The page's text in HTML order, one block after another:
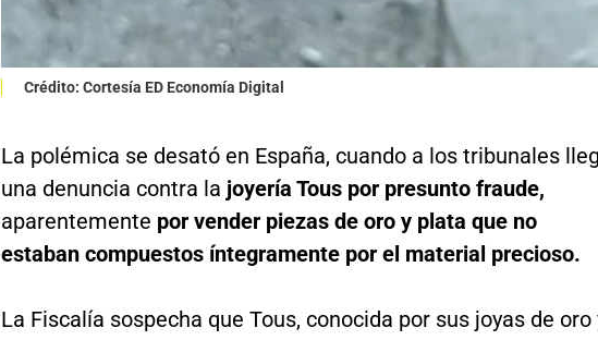
Crédito: Cortesía ED Economía Digital
La polémica se desató en España, cuando a los tribunales
una denuncia contra la joyería Tous por presunto fraude,
aparentemente por vender piezas de oro y plata que no
estaban compuestos íntegramente por el material precioso.
La Fiscalía sospecha que Tous, conocida por sus joyas de oro